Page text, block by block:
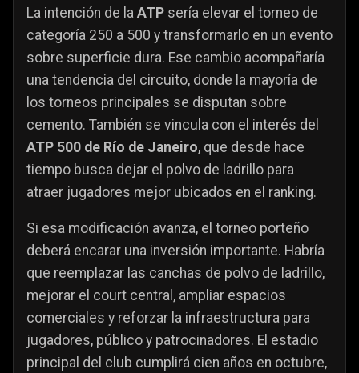
La intención de la ATP sería elevar el torneo de
categoría 250 a 500 y transformarlo en un evento
sobre superficie dura. Ese cambio acompañaría
una tendencia del circuito, donde la mayoría de
los torneos principales se disputan sobre
cemento. También se vincula con el interés del
ATP 500 de Río de Janeiro, que desde hace
tiempo busca dejar el polvo de ladrillo para
atraer jugadores mejor ubicados en el ranking.
Si esa modificación avanza, el torneo porteño
deberá encarar una inversión importante. Habría
que reemplazar las canchas de polvo de ladrillo,
mejorar el court central, ampliar espacios
comerciales y reforzar la infraestructura para
jugadores, público y patrocinadores. El estadio
principal del club cumplirá cien años en octubre,